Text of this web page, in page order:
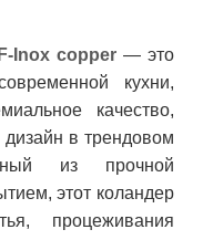
Inox copper— это
кухни,
качество,
в трендовом
из прочной
этот коландер
процеживания